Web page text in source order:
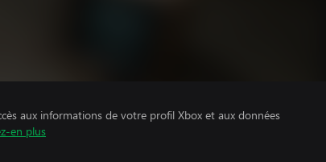
aux informations de votre profil Xbox et aux données
en plus